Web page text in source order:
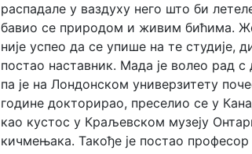
распадале у ваздуху него што би
бавио се природом и живим бићима.
није успео да се упише на те студије,
постао наставник. Мада је волео рад
па је на Лондонском универзитету
године докторирао, преселио се у
као кустос у Краљевском музеју
кичмењака. Такође је постао